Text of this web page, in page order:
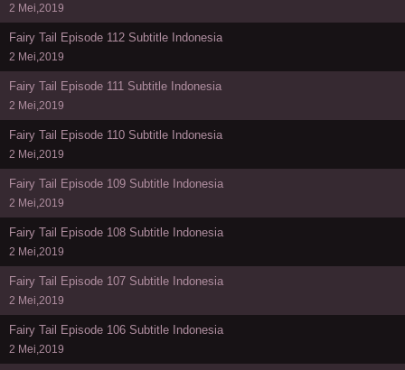
2 Mei,2019
Fairy Tail Episode 112 Subtitle Indonesia
2 Mei,2019
Fairy Tail Episode 111 Subtitle Indonesia
2 Mei,2019
Fairy Tail Episode 110 Subtitle Indonesia
2 Mei,2019
Fairy Tail Episode 109 Subtitle Indonesia
2 Mei,2019
Fairy Tail Episode 108 Subtitle Indonesia
2 Mei,2019
Fairy Tail Episode 107 Subtitle Indonesia
2 Mei,2019
Fairy Tail Episode 106 Subtitle Indonesia
2 Mei,2019